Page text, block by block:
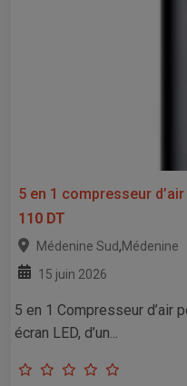
5 en 1 compresseur
110 DT
Médenine Sud,Médenine
15 juin 2026
5 en 1 Compresseur d’air
écran LED, d’un...